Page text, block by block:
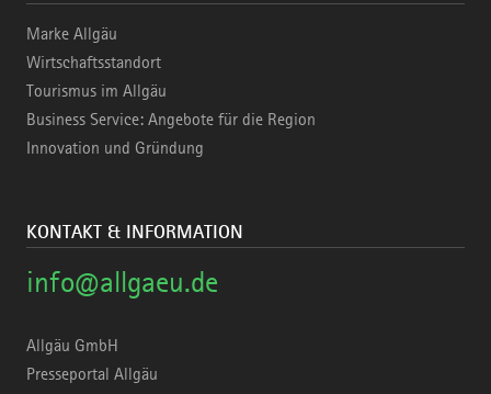
Marke Allgäu
Wirtschaftsstandort
Tourismus im Allgäu
Business Service: Angebote für die Region
Innovation und Gründung
KONTAKT & INFORMATION
info@allgaeu.de
Allgäu GmbH
Presseportal Allgäu